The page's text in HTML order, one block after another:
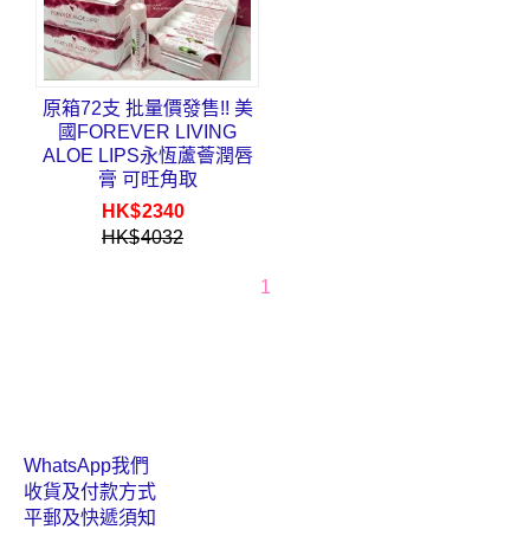
原箱72支 批量價發售!! 美
國FOREVER LIVING
ALOE LIPS永恆蘆薈潤唇
膏 可旺角取
HK$2340
HK$4032
1
WhatsApp我們
收貨及付款方式
平郵及快遞須知